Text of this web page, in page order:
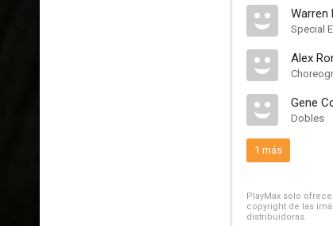
Warren
Special
Alex
Gene
Dobles
1 más
PlayMax solo
copyright de las
distribuidoras.